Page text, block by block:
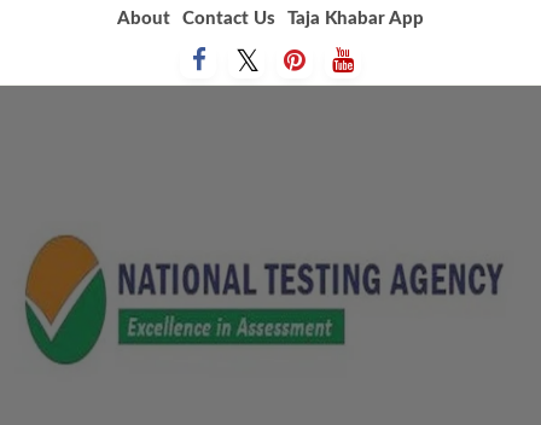
About Contact Us Taja Khabar App